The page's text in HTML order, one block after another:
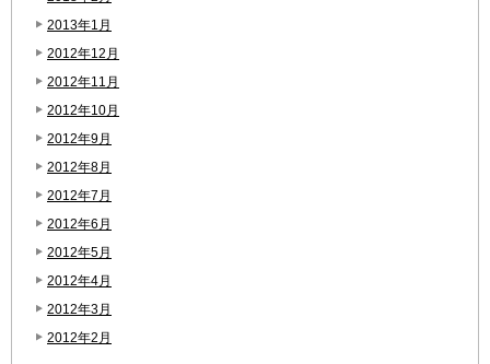
2013年1月
2012年12月
2012年11月
2012年10月
2012年9月
2012年8月
2012年7月
2012年6月
2012年5月
2012年4月
2012年3月
2012年2月